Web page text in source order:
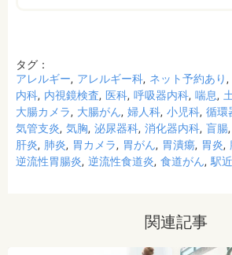
タグ：
アレルギー
アレルギー科 ネット予約あり
内科 内視鏡検査 医科 呼吸器内科 喘息
大腸カメラ
大腸がん 婦人科 小児科 循環
気管支炎 気胸 泌尿器科 消化器内科 盲腸
肝炎
肺炎 胃カメラ 胃がん 胃潰瘍 胃炎
逆流性胃腸炎 逆流性食道炎 食道がん 駅
関連記事